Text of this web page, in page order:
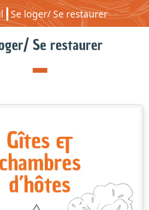
Se loger/ Se restaurer
Se restaurer